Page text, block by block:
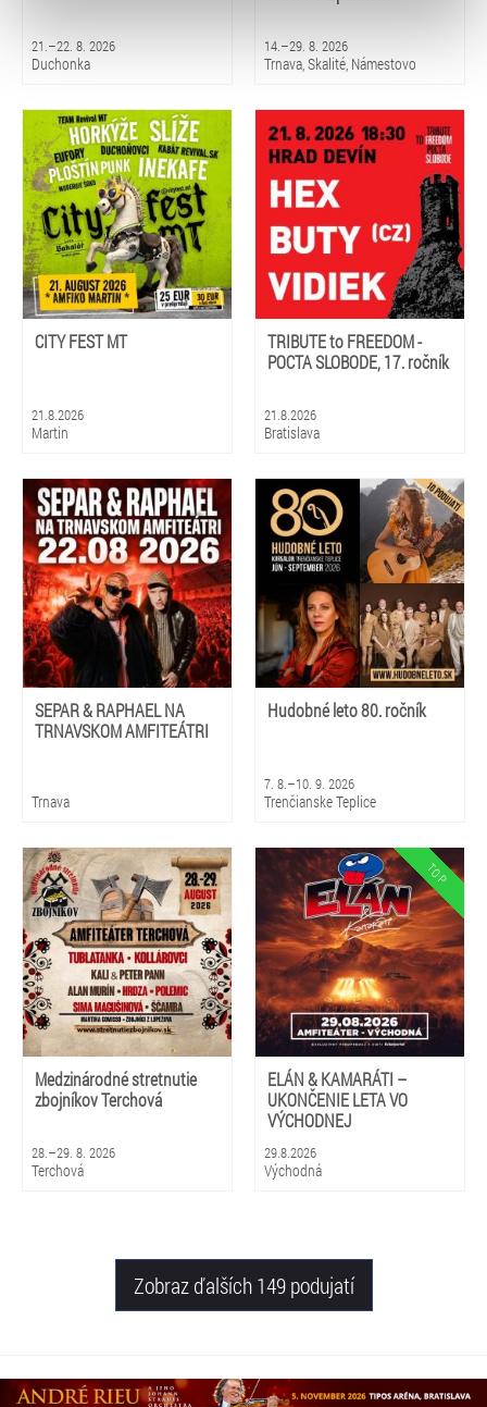
volbu můžete kdykoliv změnit v zápatí stránky v záložce
21.–22. 8. 2026
Duchonka
14.–29. 8. 2026
Trnava, Skalité, Námestovo
CITY FEST MT
21.8.2026
Martin
TRIBUTE to FREEDOM -
POCTA SLOBODE, 17. ročník
21.8.2026
Bratislava
SEPAR & RAPHAEL NA
TRNAVSKOM AMFITEÁTRI
Trnava
Hudobné leto 80. ročník
7. 8.–10. 9. 2026
Trenčianske Teplice
Medzinárodné stretnutie
zbojníkov Terchová
28.–29. 8. 2026
Terchová
ELÁN & KAMARÁTI –
UKONČENIE LETA VO
VÝCHODNEJ
29.8.2026
Východná
Zobraz ďalších 149 podujatí